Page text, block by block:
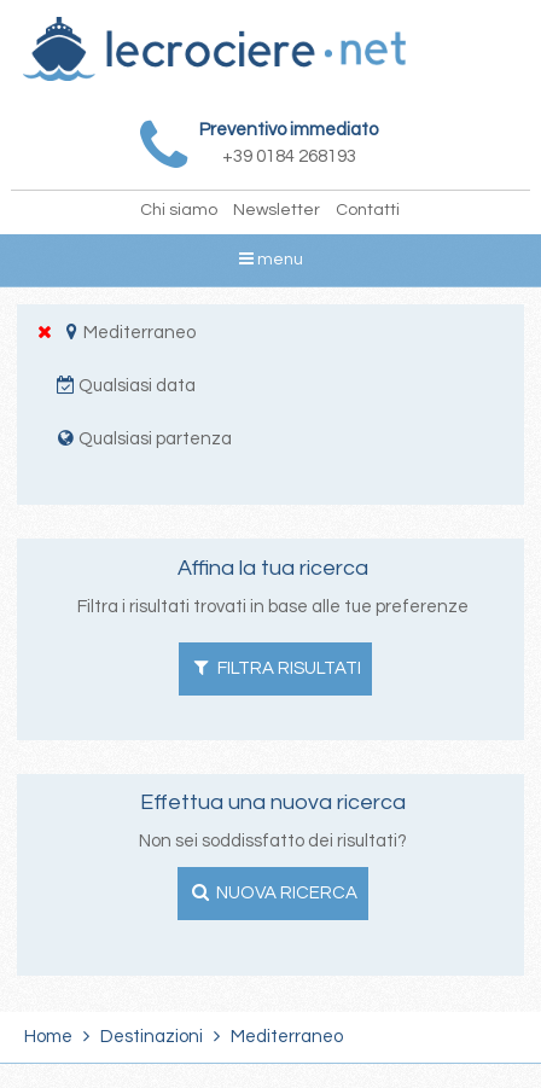
Preventivo immediato
+39 0184 268193
Chi siamo Newsletter Contatti
menu
Mediterraneo
Qualsiasi data
Qualsiasi partenza
Affina la tua ricerca
Filtra i risultati trovati in base alle tue preferenze
FILTRA RISULTATI
Effettua una nuova ricerca
Non sei soddissfatto dei risultati?
NUOVA RICERCA
Home Destinazioni Mediterraneo